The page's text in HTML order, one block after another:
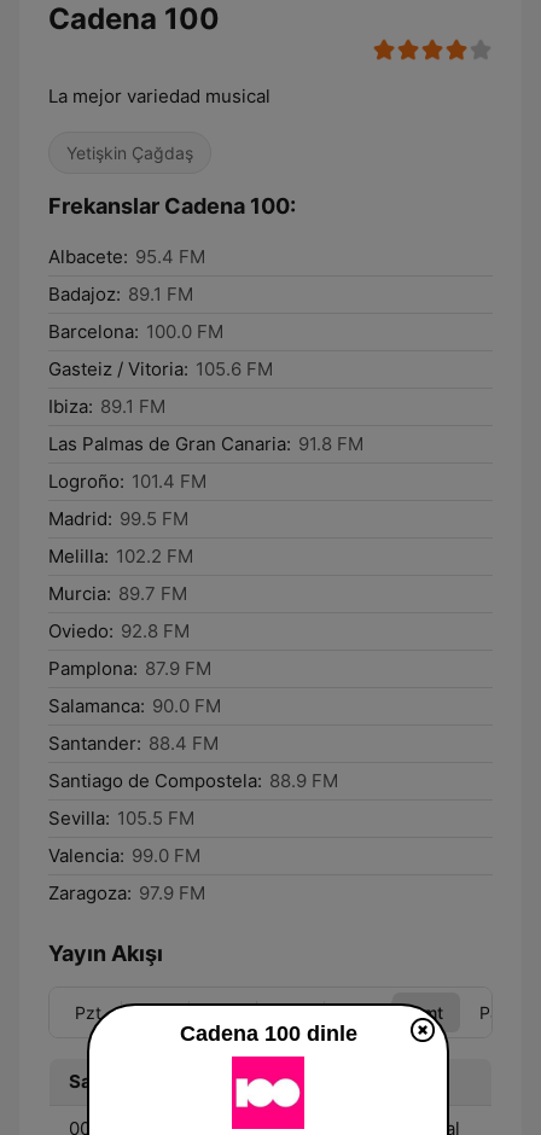
Cadena 100
La mejor variedad musical
Yetişkin Çağdaş
Frekanslar Cadena 100:
Albacete: 95.4 FM
Badajoz: 89.1 FM
Barcelona: 100.0 FM
Gasteiz / Vitoria: 105.6 FM
Ibiza: 89.1 FM
Las Palmas de Gran Canaria: 91.8 FM
Logroño: 101.4 FM
Madrid: 99.5 FM
Melilla: 102.2 FM
Murcia: 89.7 FM
Oviedo: 92.8 FM
Pamplona: 87.9 FM
Salamanca: 90.0 FM
Santander: 88.4 FM
Santiago de Compostela: 88.9 FM
Sevilla: 105.5 FM
Valencia: 99.0 FM
Zaragoza: 97.9 FM
Yayın Akışı
Pzt Sal Çar Per Cum Cmt Paz
Saat Program
00:00 - 06:00 La mejor variedad musical
Cadena 100 dinle